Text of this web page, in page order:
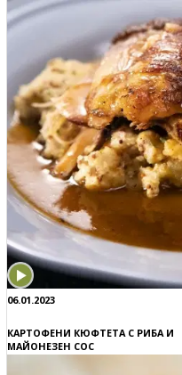
06.01.2023
КАРТОФЕНИ КЮФТЕТА С РИБА И
МАЙОНЕЗЕН СОС